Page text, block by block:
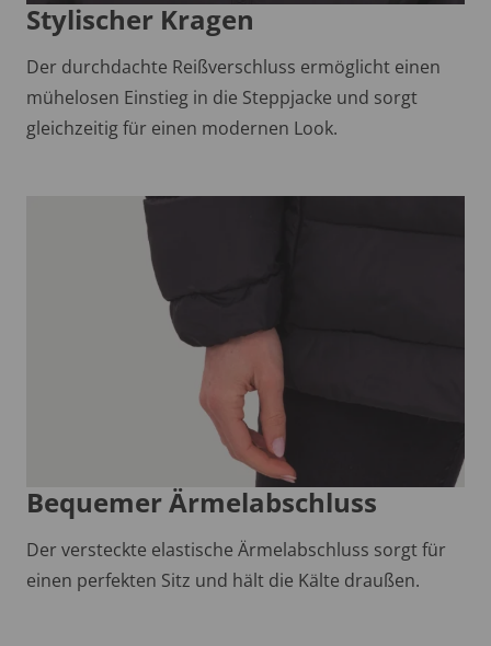
Stylischer Kragen
Der durchdachte Reißverschluss ermöglicht einen
mühelosen Einstieg in die Steppjacke und sorgt
gleichzeitig für einen modernen Look.
Bequemer Ärmelabschluss
Der versteckte elastische Ärmelabschluss sorgt für
einen perfekten Sitz und hält die Kälte draußen.